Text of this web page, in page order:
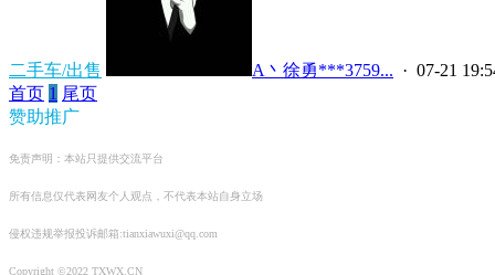
二手车/出售 A丶徐勇***3759... · 07-21
首页 1 尾页
赞助推广
免责声明：本站只提供交流平台
所有信息仅代表网友个人观点，不代表本站自身立场
侵权违规举报投诉邮箱:tianxiawuxi@qq.com
Copyright ©2022 TXWX.CN